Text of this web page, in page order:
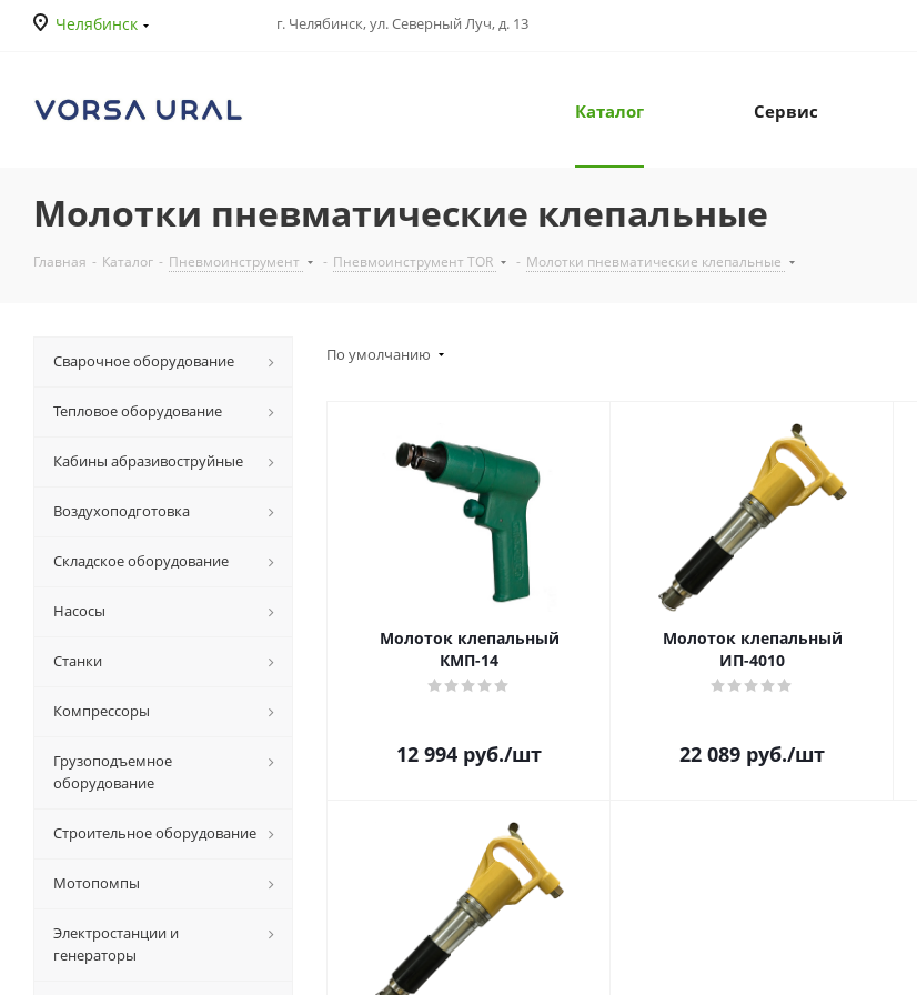
Челябинск г. Челябинск, ул. Северный Луч, д. 13
Каталог Сервис
Молотки пневматические клепальные
Главная - Каталог - Пневмоинструмент - Пневмоинструмент TOR - Молотки пневматические клепальные
По умолчанию
Молоток клепальный
КМП-14
12 994 руб./шт
Молоток клепальный
ИП-4010
22 089 руб./шт
Сварочное оборудование
Тепловое оборудование
Кабины абразивоструйные
Воздухоподготовка
Складское оборудование
Насосы
Станки
Компрессоры
Грузоподъемное
оборудование
Строительное оборудование
Мотопомпы
Электростанции и
генераторы